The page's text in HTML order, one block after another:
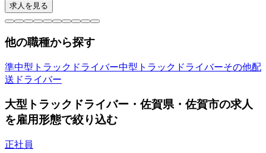
求人を見る
他の職種から探す
準中型トラックドライバー中型トラックドライバーその他配
送ドライバー
大型トラックドライバー・佐賀県・佐賀市の求人
を雇用形態で絞り込む
正社員